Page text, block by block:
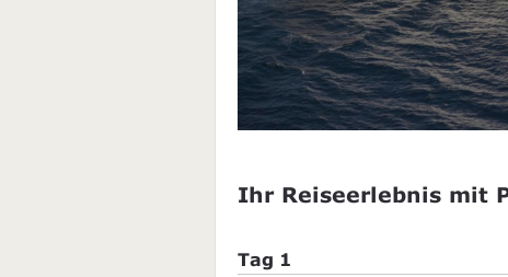
Ihr Reiseerlebnis mit
Tag 1